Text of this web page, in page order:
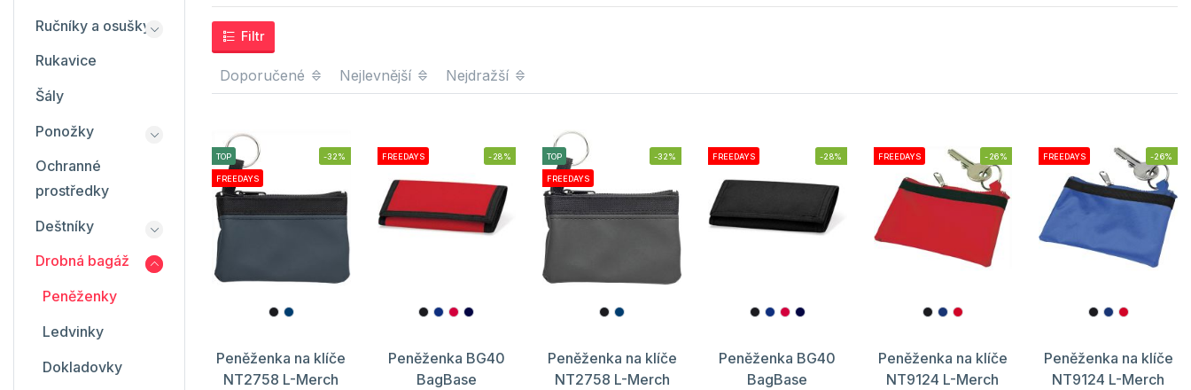
Filtr
Doporučené Nejlevnější Nejdražší
TOP
FREEDAYS
-32%
Peněženka na klíče
NT2758 L-Merch
FREEDAYS -28%
Peněženka BG40
BagBase
TOP
FREEDAYS
-32%
Peněženka na klíče
NT2758 L-Merch
FREEDAYS -28%
Peněženka BG40
BagBase
FREEDAYS -26%
Peněženka na klíče
NT9124 L-Merch
FREEDAYS -26%
Peněženka na klíče
NT9124 L-Merch
Ručníky a osušky
Rukavice
Šály
Ponožky
Ochranné
prostředky
Deštníky
Drobná bagáž
Peněženky
Ledvinky
Dokladovky